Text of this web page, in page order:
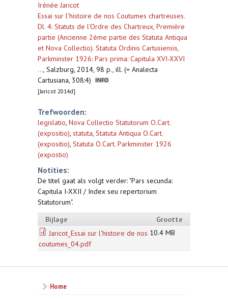
Irénée Jaricot
Essai sur l'histoire de nos Coutumes chartreuses.
Dl. 4: Statuts de l'Ordre des Chartreux, Première
partie (Ancienne 2ème partie des Statuta Antiqua
et Nova Collectio). Statuta Ordinis Cartusiensis,
Parkminster 1926: Pars prima: Capitula XVI-XXVI
..., Salzburg, 2014, 98 p., ill. (= Analecta
Cartusiana, 308:4)
[Jaricot 2014d]
Trefwoorden:
legislatio, Nova Collectio Statutorum O.Cart.
(expositio), statuta, Statuta Antiqua O.Cart.
(expositio), Statuta O.Cart. Parkminster 1926
(expostio)
Notities:
De titel gaat als volgt verder: "Pars secunda:
Capitula I-XXII / Index seu repertorium
Statutorum".
Bijlage
Grootte
Jaricot_Essai sur l'histoire de nos
coutumes_04.pdf
10.4 MB
Home